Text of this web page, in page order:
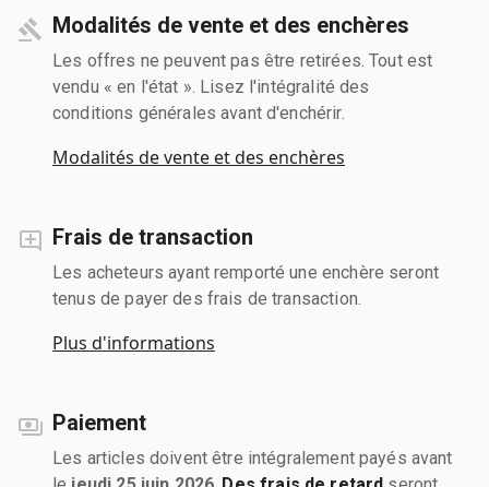
Modalités de vente et des enchères
Les offres ne peuvent pas être retirées. Tout est
vendu « en l'état ». Lisez l'intégralité des
conditions générales avant d'enchérir.
Modalités de vente et des enchères
Frais de transaction
Les acheteurs ayant remporté une enchère seront
tenus de payer des frais de transaction.
Plus d'informations
Paiement
Les articles doivent être intégralement payés avant